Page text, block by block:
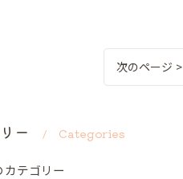
次のページ >
ー Categories
カテゴリー